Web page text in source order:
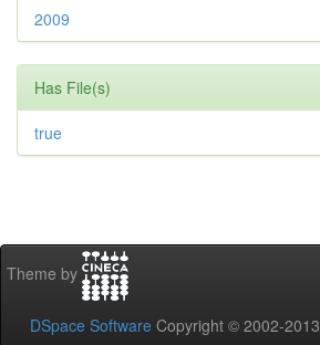
2009
Has File(s)
true
Theme by
DSpace Software Copyright © 2002-2013